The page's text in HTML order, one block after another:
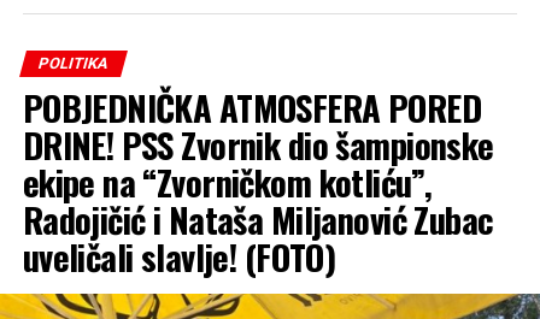
pregovori Bosne i Hercegovine za ulazak u NATO, sve
zahvaljujući SNSD-u. Zar je za Srbe to uspješna spoljna
politika?”, upitao je Bodiroga.
Kako je istakao politika SNSD-a je dovela i do usvajanja
Zakona o sprečavanju sukoba interesa u institucijama na
nivou BiH, zahvaljujući SNSD-u odluke se donese
prostom većinom bez prava veta.
POLITIKA
POBJEDNIČKA ATMOSFERA PORED
DRINE! PSS Zvornik dio šampionske
ekipe na “Zvorničkom kotliću”,
Radojičić i Nataša Miljanović Zubac
uveličali slavlje! (FOTO)